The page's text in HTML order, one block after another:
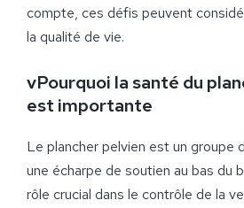
compte, ces défis peuvent
la qualité de vie.
vPourquoi la santé du
est importante
Le plancher pelvien est un groupe
une écharpe de soutien au bas du
rôle crucial dans le contrôle de la